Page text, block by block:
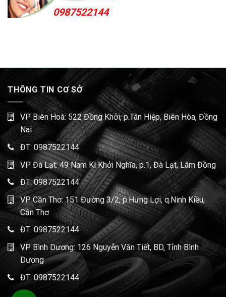
0987522144
THÔNG TIN CƠ SỞ
VP Biên Hoà: 522 Đồng Khởi, p.Tân Hiệp, Biên Hòa, Đồng
Nai
ĐT: 0987522144
VP Đà Lạt: 49 Nam Kì Khởi Nghĩa, p.1, Đà Lạt, Lâm Đồng
ĐT:0987522144
VP Cần Thơ: 151 Đường 3/2, p.Hưng Lợi, q.Ninh Kiều,
Cần Thơ
ĐT: 0987522144
VP Bình Dương: 126 Nguyễn Văn Tiết, BD, Tỉnh Bình
Dương
ĐT: 0987522144